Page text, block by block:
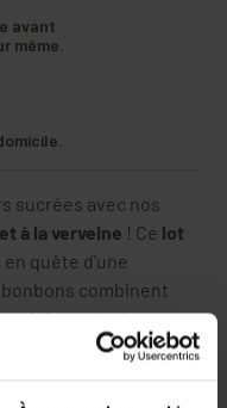
avant
même.
sucrées avec nos
à la verveine ! Ce lot
quête d'une
combinent
mielavec l'arôme
ainsi une véritable